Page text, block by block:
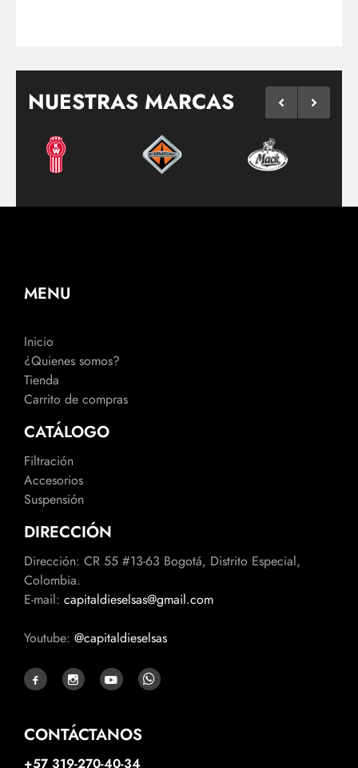
NUESTRAS MARCAS
MENU
Inicio
¿Quienes somos?
Tienda
Carrito de compras
CATÁLOGO
Filtración
Accesorios
Suspensión
DIRECCIÓN
Dirección: CR 55 #13-63 Bogotá, Distrito Especial,
Colombia.
E-mail: capitaldieselsas@gmail.com
Youtube: @capitaldieselsas
CONTÁCTANOS
+57 319-270-40-34